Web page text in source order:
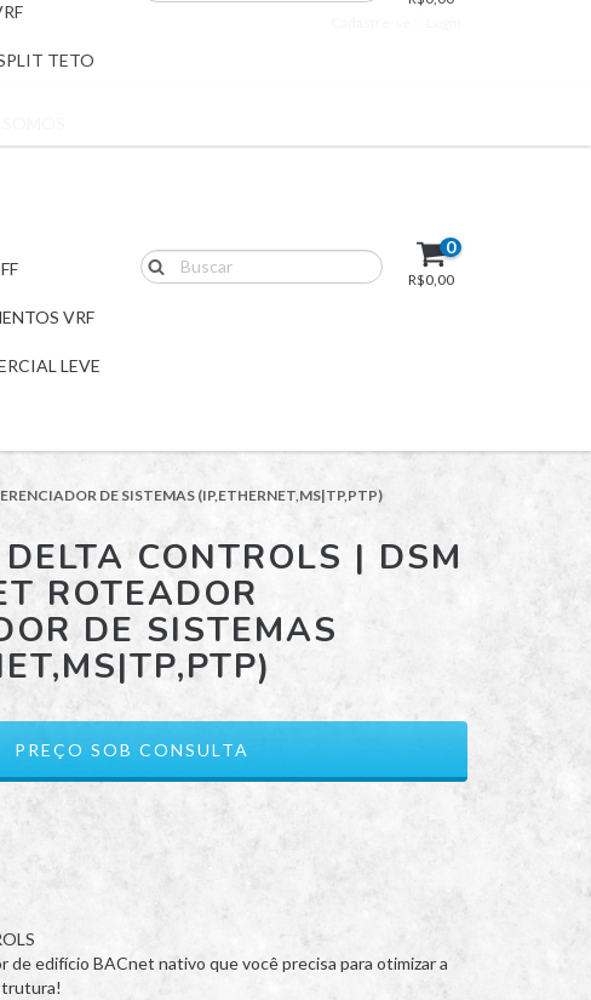
TETO
VRF
LEVE
0
R$0,00
DE SISTEMAS (IP,ETHERNET,MS|TP,PTP)
CONTROLS | DSM
ROTEADOR
DE SISTEMAS
de edifício BACnet nativo que você precisa para otimizar a